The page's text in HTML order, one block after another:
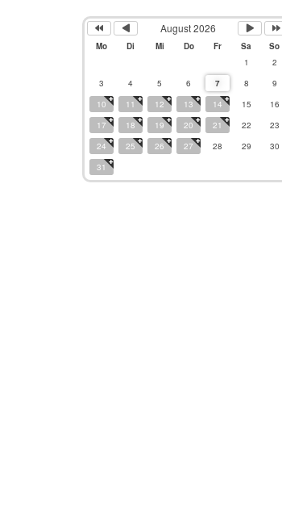
August 2026
Mo Di Mi Do Fr Sa
So
1
2
3
4 5 6 7 8
9
10
11 12 13 14 15
16
17
18 19 20 21 22
23
24
25 26 27 28 29
30
31